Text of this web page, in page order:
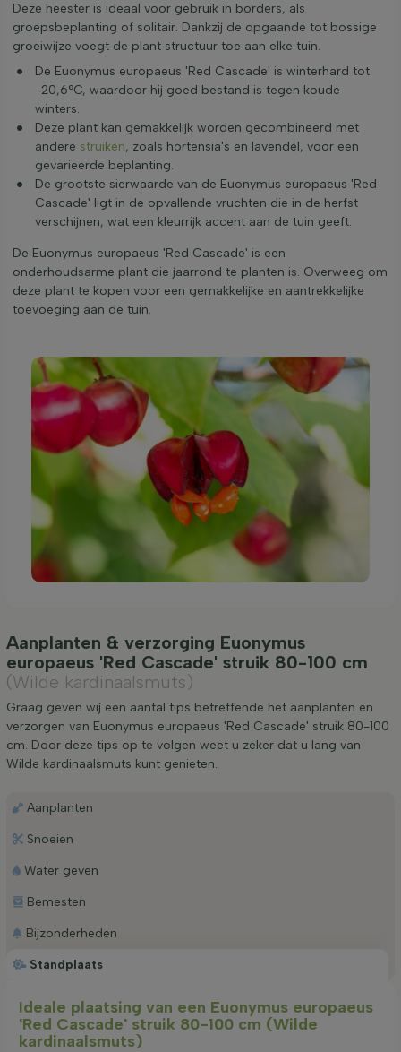
Deze heester is ideaal voor gebruik in borders, als
groepsbeplanting of solitair. Dankzij de opgaande tot bossige
groeiwijze voegt de plant structuur toe aan elke tuin.
De Euonymus europaeus 'Red Cascade' is winterhard tot
-20,6°C, waardoor hij goed bestand is tegen koude
winters.
Deze plant kan gemakkelijk worden gecombineerd met
andere struiken, zoals hortensia's en lavendel, voor een
gevarieerde beplanting.
De grootste sierwaarde van de Euonymus europaeus 'Red
Cascade' ligt in de opvallende vruchten die in de herfst
verschijnen, wat een kleurrijk accent aan de tuin geeft.
De Euonymus europaeus 'Red Cascade' is een
onderhoudsarme plant die jaarrond te planten is. Overweeg om
deze plant te kopen voor een gemakkelijke en aantrekkelijke
toevoeging aan de tuin.
Aanplanten & verzorging Euonymus
europaeus 'Red Cascade' struik 80-100 cm
(Wilde kardinaalsmuts)
Graag geven wij een aantal tips betreffende het aanplanten en
verzorgen van Euonymus europaeus 'Red Cascade' struik 80-100
cm. Door deze tips op te volgen weet u zeker dat u lang van
Wilde kardinaalsmuts kunt genieten.
Standplaats
Aanplanten
Snoeien
Water geven
Bemesten
Bijzonderheden
Ideale plaatsing van een Euonymus europaeus
'Red Cascade' struik 80-100 cm (Wilde
kardinaalsmuts)